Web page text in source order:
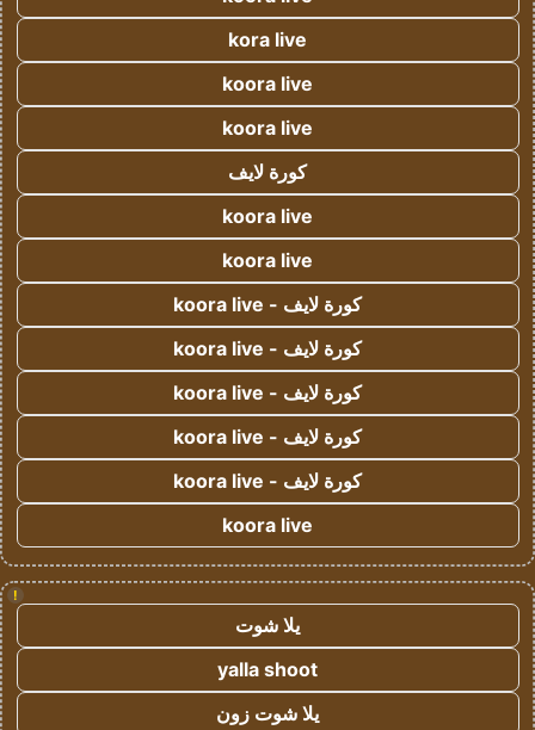
kora live
koora live
koora live
كورة لايف
koora live
koora live
كورة لايف - koora live
كورة لايف - koora live
كورة لايف - koora live
كورة لايف - koora live
كورة لايف - koora live
koora live
!
يلا شوت
yalla shoot
يلا شوت زون